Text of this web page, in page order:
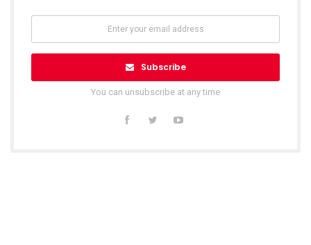
Subscribe
You can unsubscribe at any time